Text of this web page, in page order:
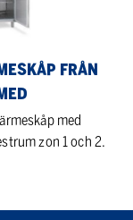
FRÅN
med
zon 1 och 2.